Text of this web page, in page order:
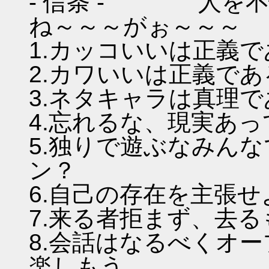
ね～～～がぉ～～～
1.カッコいいは正義
2.カワいいは正義で
3.ネタキャラは真理
4.忘れるな、現実あ
5.独りで遊ぶなみん
ン？
6.自己の存在を主張
7.来る者拒まず、去
8.会話はなるべくオ